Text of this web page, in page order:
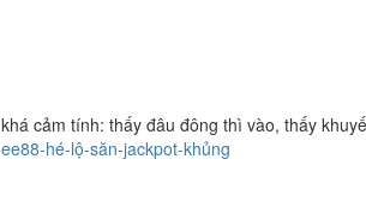
cảm tính: thấy đâu đông thì vào, thấy
hé-lộ-săn-jackpot-khủng